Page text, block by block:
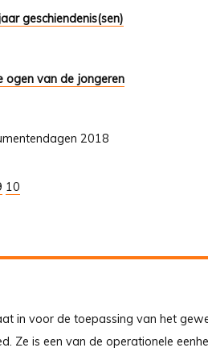
geschiendenis(sen)
ogen van de jongeren
2018
10
in voor de toepassing van het
Ze is een van de operationele